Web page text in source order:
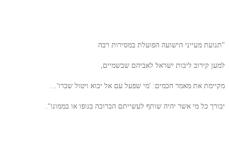
"תנועת מעייני הישועה הפועלת במסירות רבה
למען קירוב ליבות ישראל לאביהם שבשמיים,
מקיימת את מאמר חכמים: 'מי שפעל עם אל יבוא ויטול שכרו'…
יבורך כל מי אשר יהיה שותף לעשייתם הברוכה בגופו או בממונו".